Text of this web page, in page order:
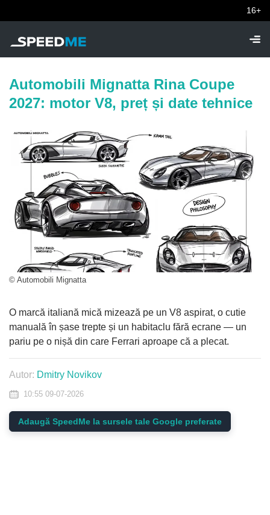
16+
Automobili Mignatta Rina Coupe
2027: motor V8, preț și date tehnice
© Automobili Mignatta
O marcă italiană mică mizează pe un V8 aspirat, o cutie
manuală în șase trepte și un habitaclu fără ecrane — un
pariu pe o nișă din care Ferrari aproape că a plecat.
Autor: Dmitry Novikov
10:55 09-07-2026
Adaugă SpeedMe la sursele tale Google preferate